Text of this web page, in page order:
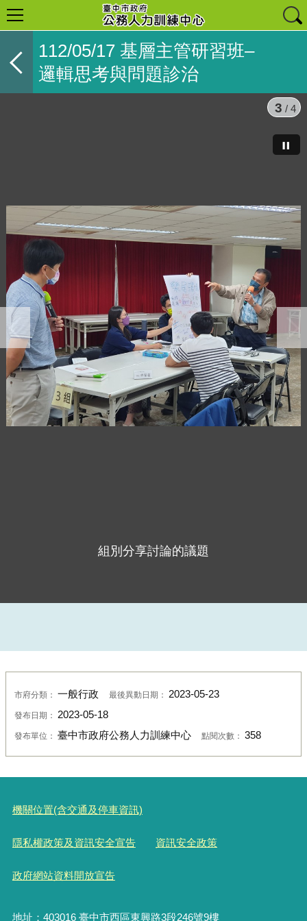
112/05/17 基層主管研習班–
邏輯思考與問題診治
組別分享討論的議題
3 / 4
市府分類： 一般行政 最後異動日期： 2023-05-23
發布日期： 2023-05-18
發布單位： 臺中市政府公務人力訓練中心 點閱次數： 358
機關位置(含交通及停車資訊)
隱私權政策及資訊安全宣告 資訊安全政策
政府網站資料開放宣告
地址：403016 臺中市西區東興路3段246號9樓